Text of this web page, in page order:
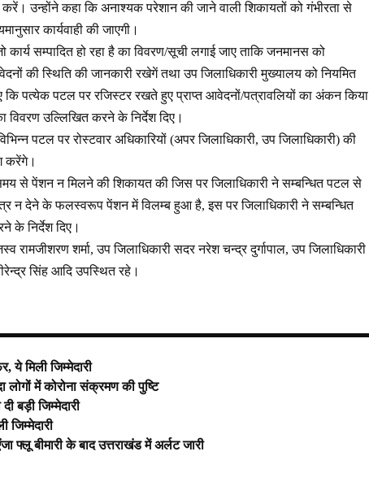
उन्होंने कहा कि अनाश्यक परेशान की जाने वाली शिकायतों को गंभीरता से
कार्यवाही की जाएगी।
कार्य सम्पादित हो रहा है का विवरण/सूची लगाई जाए ताकि जनमानस को
की स्थिति की जानकारी रखेगें तथा उप जिलाधिकारी मुख्यालय को नियमित
कि पत्येक पटल पर रजिस्टर रखते हुए प्राप्त आवेदनों/पत्रावलियों का अंकन किया
उल्लिखित करने के निर्देश दिए।
पटल पर रोस्टवार अधिकारियों (अपर जिलाधिकारी, उप जिलाधिकारी) की
करेंगे।
समय से पेंशन न मिलने की शिकायत की जिस पर जिलाधिकारी ने सम्बन्धित पटल से
न देने के फलस्वरूप पेंशन में विलम्ब हुआ है, इस पर जिलाधिकारी ने सम्बन्धित
के निर्देश दिए।
रामजीशरण शर्मा, उप जिलाधिकारी सदर नरेश चन्द्र दुर्गापाल, उप जिलाधिकारी
सिंह आदि उपस्थित रहे।
मिली जिम्मेदारी
लोगों में कोरोना संक्रमण की पुष्टि
बड़ी जिम्मेदारी
जिम्मेदारी
फ्लू बीमारी के बाद उत्तराखंड में अर्लट जारी